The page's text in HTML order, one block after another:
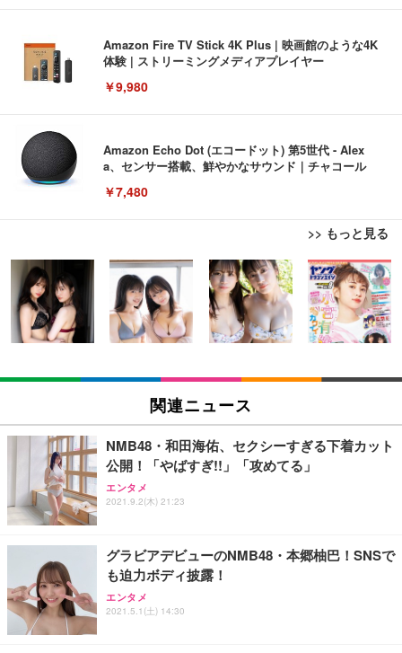
Amazon Fire TV Stick 4K Plus | 映画館のような4K
体験 | ストリーミングメディアプレイヤー
￥9,980
Amazon Echo Dot (エコードット) 第5世代 - Alex
a、センサー搭載、鮮やかなサウンド｜チャコール
￥7,480
>> もっと見る
[EdoErgo] オフィスチェア 椅子 テレワーク 疲れな
い 跳ね上げ式アームレスト コンパクト 約105度ロッ
キング pc 事務椅子 360度回転 座面昇降 強化ナイロ
ン樹脂ベース 通気性メッシュ 在宅ワーク H-WY01
(黒網+黒枠+黒足)
￥5,699
SIHOO B100 オフィスチェア／デスクチェア メッシ
ュチェア 人間工学 疲れない ブラック
￥27,999
Sezlife オフィスチェア デスクチェア 疲れない テレ
ワーク チェア 強化バックレスト 30度ロッキング機
能 人間工学 椅子 腰サポート 90度跳ね上げ式アーム
務用 おしゃれ パソコンチェア (ブラック)
Sezlife オフィスチェア デスクチェア 疲れない テレ
ワーク チェア 強化バックレスト 30度ロッキング機
能 人間工学 椅子 腰サポート 90度跳ね上げ式アーム
EIZO ビジネス向けプレミアムモニター | FlexScan
EV3240X-WT | 31.5型4K UHD・USB Type-C・ホワ
イト
￥105,595
EIZO ビジネス向けプレミアムモニター | FlexScan
￥109,572
【純正品】27"ゲーミングモニター DualSense 充電
フック付き（CFI-ZDM1J）
【整備済み品】Dell E2724HS 27インチ 液晶モニタ
ー フルHD（1920×1080）VA 非光沢 HDMI/DisplayP
ort/VGA スピーカー内蔵 高さ調整 スイベル VESA対
Amazonベーシック ペットシーツ 薄型 レギュラー 1
回使い捨て 無香料 ホワイト 300枚
￥3,373
Amazonベーシック ペットシーツ 厚型 ワイド 42枚
x2袋(84枚) ホワイト(吸収面:ライトブルー)
￥3,234
ネオ・ルーライフ ネオ・オムツ L 中型犬用 26枚入
り 単品
Smart Basic(スマートベーシック) 【Amazon.co.jp
限定】 Smart Basic アイリスオーヤマ ペットシーツ
超厚型 お徳用 ワイド 100枚入 (x 1) (ケース販売)
関連ニュース
NMB48・和田海佑、セクシーすぎる下着カット
公開！「やばすぎ!!」「攻めてる」
エンタメ
2021.9.2(木) 21:23
グラビアデビューのNMB48・本郷柚巴！SNSで
も迫力ボディ披露！
エンタメ
2021.5.1(土) 14:30